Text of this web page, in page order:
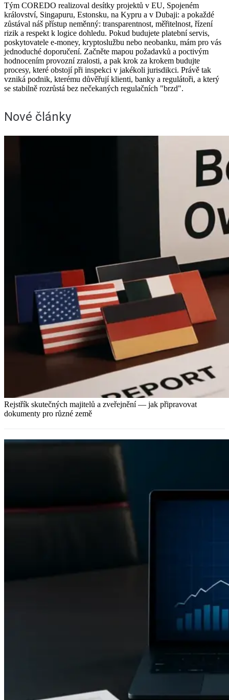
Tým COREDO realizoval desítky projektů v EU, Spojeném
království, Singapuru, Estonsku, na Kypru a v Dubaji: a pokaždé
zůstával náš přístup neměnný: transparentnost, měřitelnost, řízení
rizik a respekt k logice dohledu. Pokud budujete platební servis,
poskytovatele e‑money, kryptoslužbu nebo neobanku, mám pro vás
jednoduché doporučení. Začněte mapou požadavků a poctivým
hodnocením provozní zralosti, a pak krok za krokem budujte
procesy, které obstojí při inspekci v jakékoli jurisdikci. Právě tak
vzniká podnik, kterému důvěřují klienti, banky a regulátoři, a který
se stabilně rozrůstá bez nečekaných regulačních "brzd".
Nové články
Rejstřík skutečných majitelů a zveřejnění — jak připravovat
dokumenty pro různé země